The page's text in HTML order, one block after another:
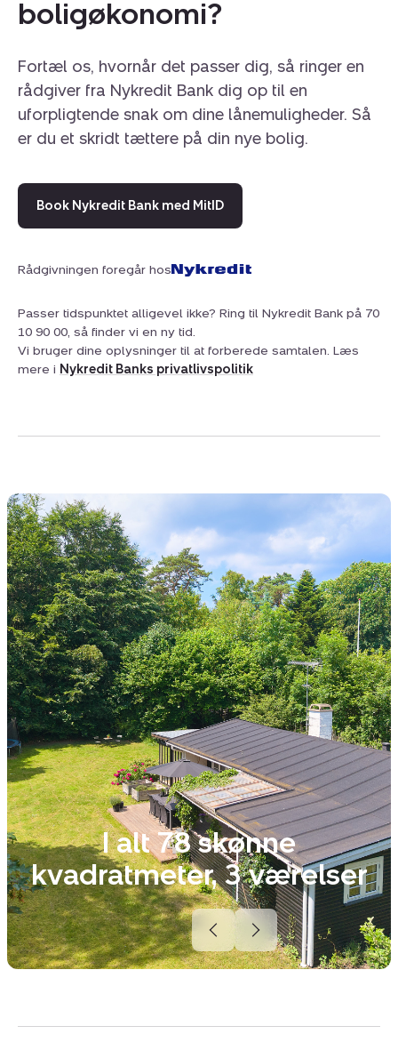
boligøkonomi?
Fortæl os, hvornår det passer dig, så ringer en
rådgiver fra Nykredit Bank dig op til en
uforpligtende snak om dine lånemuligheder. Så
er du et skridt tættere på din nye bolig.
Book Nykredit Bank med MitID
Rådgivningen foregår hos
Passer tidspunktet alligevel ikke? Ring til Nykredit Bank på 70
10 90 00, så finder vi en ny tid.
Vi bruger dine oplysninger til at forberede samtalen. Læs
mere i Nykredit Banks privatlivspolitik
I alt 78 skønne
kvadratmeter, 3 værelser